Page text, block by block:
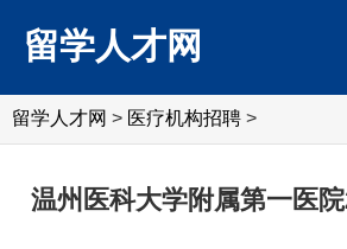
留学人才网
留学人才网 > 医疗机构招聘 >
温州医科大学附属第一医